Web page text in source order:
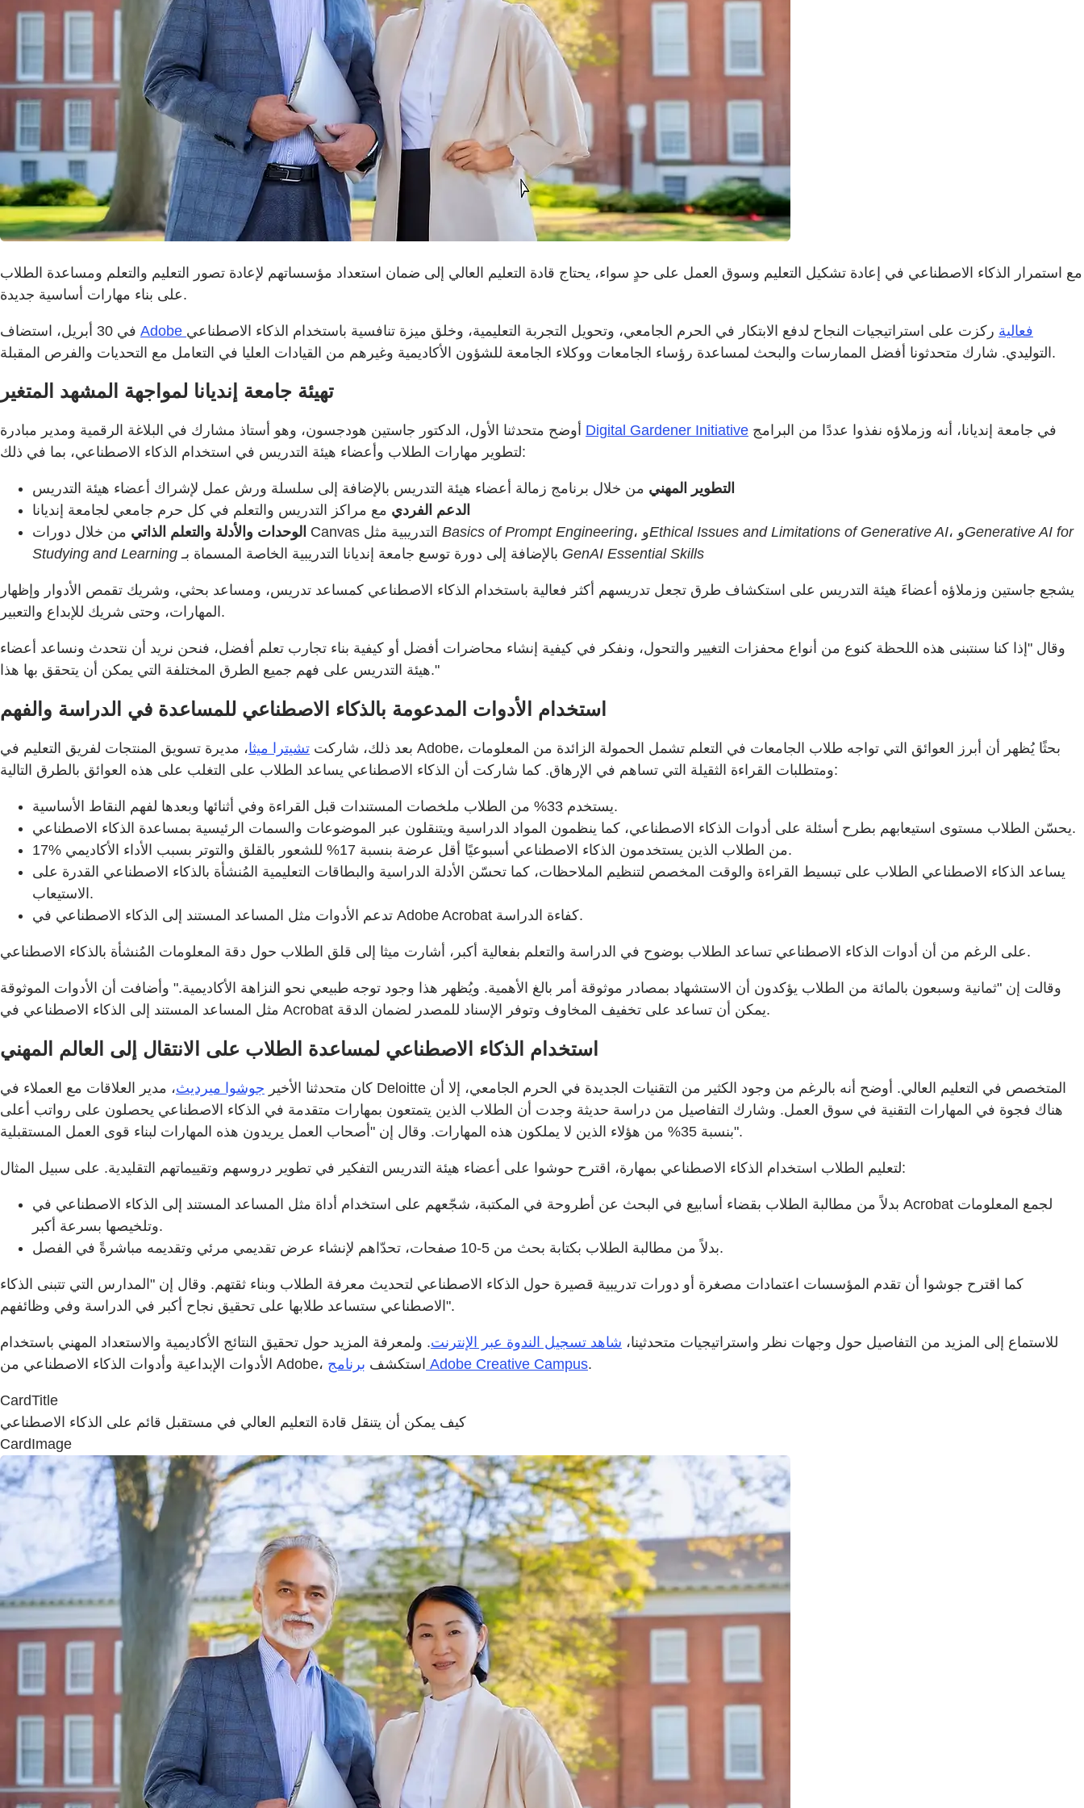
مع استمرار الذكاء الاصطناعي في إعادة تشكيل التعليم وسوق العمل على حدٍ سواء، يحتاج قادة التعليم العالي إلى ضمان استعداد مؤسساتهم لإعادة تصور التعليم والتعلم ومساعدة الطلاب
على بناء مهارات أساسية جديدة.
Adobe فعالية ركزت على استراتيجيات النجاح لدفع الابتكار في الحرم الجامعي، وتحويل التجربة التعليمية، وخلق ميزة تنافسية باستخدام الذكاء الاصطناعي
التوليدي. شارك متحدثونا أفضل الممارسات والبحث لمساعدة رؤساء الجامعات ووكلاء الجامعة للشؤون الأكاديمية وغيرهم من القيادات العليا في التعامل مع التحديات والفرص المقبلة.
تهيئة جامعة إنديانا لمواجهة المشهد المتغير
Digital Gardener Initiative
لتطوير مهارات الطلاب وأعضاء هيئة التدريس في استخدام الذكاء الاصطناعي، بما في ذلك:
التطوير المهني من خلال برنامج زمالة أعضاء هيئة التدريس بالإضافة إلى سلسلة ورش عمل لإشراك أعضاء هيئة التدريس
الدعم الفردي مع مراكز التدريس والتعلم في كل حرم جامعي لجامعة إنديانا
الوحدات والأدلة والتعلم الذاتي
Basics of Prompt Engineering ، وEthical Issues and Limitations of Generative AI ، وGenerative AI for
Studying and Learning
GenAI Essential Skills
يشجع جاستين وزملاؤه أعضاءَ هيئة التدريس على استكشاف طرق تجعل تدريسهم أكثر فعالية باستخدام الذكاء الاصطناعي كمساعد تدريس، ومساعد بحثي، وشريك تقمص الأدوار وإظهار
المهارات، وحتى شريك للإبداع والتعبير.
وقال "إذا كنا سنتبنى هذه اللحظة كنوع من أنواع محفزات التغيير والتحول، ونفكر في كيفية إنشاء محاضرات أفضل أو كيفية بناء تجارب تعلم أفضل، فنحن نريد أن نتحدث ونساعد أعضاء
هيئة التدريس على فهم جميع الطرق المختلفة التي يمكن أن يتحقق بها هذا."
استخدام الأدوات المدعومة بالذكاء الاصطناعي للمساعدة في الدراسة والفهم
بعد ذلك، شاركت تشيترا ميثا، مديرة تسويق المنتجات لفريق التعليم في Adobe، بحثًا يُظهر أن أبرز العوائق التي تواجه طلاب الجامعات في التعلم تشمل الحمولة الزائدة من المعلومات
ومتطلبات القراءة الثقيلة التي تساهم في الإرهاق. كما شاركت أن الذكاء الاصطناعي يساعد الطلاب على التغلب على هذه العوائق بالطرق التالية:
يستخدم 33% من الطلاب ملخصات المستندات قبل القراءة وفي أثنائها وبعدها لفهم النقاط الأساسية.
يحسّن الطلاب مستوى استيعابهم بطرح أسئلة على أدوات الذكاء الاصطناعي، كما ينظمون المواد الدراسية ويتنقلون عبر الموضوعات والسمات الرئيسية بمساعدة الذكاء الاصطناعي.
17% من الطلاب الذين يستخدمون الذكاء الاصطناعي أسبوعيًا أقل عرضة بنسبة 17% للشعور بالقلق والتوتر بسبب الأداء الأكاديمي.
يساعد الذكاء الاصطناعي الطلاب على تبسيط القراءة والوقت المخصص لتنظيم الملاحظات، كما تحسّن الأدلة الدراسية والبطاقات التعليمية المُنشأة بالذكاء الاصطناعي القدرة على
الاستيعاب.
تدعم الأدوات مثل المساعد المستند إلى الذكاء الاصطناعي في Adobe Acrobat كفاءة الدراسة.
على الرغم من أن أدوات الذكاء الاصطناعي تساعد الطلاب بوضوح في الدراسة والتعلم بفعالية أكبر، أشارت ميثا إلى قلق الطلاب حول دقة المعلومات المُنشأة بالذكاء الاصطناعي.
وقالت إن "ثمانية وسبعون بالمائة من الطلاب يؤكدون أن الاستشهاد بمصادر موثوقة أمر بالغ الأهمية. ويُظهر هذا وجود توجه طبيعي نحو النزاهة الأكاديمية." وأضافت أن الأدوات الموثوقة
مثل المساعد المستند إلى الذكاء الاصطناعي في Acrobat يمكن أن تساعد على تخفيف المخاوف وتوفر الإسناد للمصدر لضمان الدقة.
استخدام الذكاء الاصطناعي لمساعدة الطلاب على الانتقال إلى العالم المهني
كان متحدثنا الأخير جوشوا ميرديث، مدير العلاقات مع العملاء في Deloitte المتخصص في التعليم العالي. أوضح أنه بالرغم من وجود الكثير من التقنيات الجديدة في الحرم الجامعي، إلا أن
هناك فجوة في المهارات التقنية في سوق العمل. وشارك التفاصيل من دراسة حديثة وجدت أن الطلاب الذين يتمتعون بمهارات متقدمة في الذكاء الاصطناعي يحصلون على رواتب أعلى
بنسبة 35% من هؤلاء الذين لا يملكون هذه المهارات. وقال إن "أصحاب العمل يريدون هذه المهارات لبناء قوى العمل المستقبلية".
لتعليم الطلاب استخدام الذكاء الاصطناعي بمهارة، اقترح حوشوا على أعضاء هيئة التدريس التفكير في تطوير دروسهم وتقييماتهم التقليدية. على سبيل المثال:
بدلاً من مطالبة الطلاب بقضاء أسابيع في البحث عن أطروحة في المكتبة، شجّعهم على استخدام أداة مثل المساعد المستند إلى الذكاء الاصطناعي في Acrobat لجمع المعلومات
وتلخيصها بسرعة أكبر.
بدلاً من مطالبة الطلاب بكتابة بحث من 5-10 صفحات، تحدّاهم لإنشاء عرض تقديمي مرئي وتقديمه مباشرةً في الفصل.
كما اقترح جوشوا أن تقدم المؤسسات اعتمادات مصغرة أو دورات تدريبية قصيرة حول الذكاء الاصطناعي لتحديث معرفة الطلاب وبناء ثقتهم. وقال إن "المدارس التي تتبنى الذكاء
الاصطناعي ستساعد طلابها على تحقيق نجاح أكبر في الدراسة وفي وظائفهم".
للاستماع إلى المزيد من التفاصيل حول وجهات نظر واستراتيجيات متحدثينا، شاهد تسجيل الندوة عبر الإنترنت. ولمعرفة المزيد حول تحقيق النتائج الأكاديمية والاستعداد المهني باستخدام
الأدوات الإبداعية وأدوات الذكاء الاصطناعي من Adobe، استكشف برنامج Adobe Creative Campus.
CardTitle
كيف يمكن أن يتنقل قادة التعليم العالي في مستقبل قائم على الذكاء الاصطناعي
CardImage